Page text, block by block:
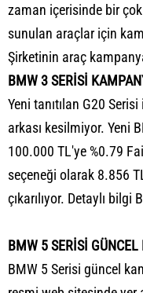
zaman içerisinde bir
sunulan araçlar için
Şirketinin araç
BMW 3 SERİSİ
Yeni tanıtılan G20
arkası kesilmiyor. Yeni
100.000 TL'ye %0.79
seçeneği olarak 8.856
çıkarılıyor. Detaylı
BMW 5 SERİSİ GÜNCEL
BMW 5 Serisi güncel